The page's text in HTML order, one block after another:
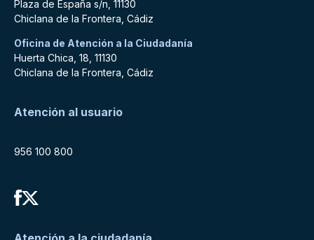
Plaza de España s/n, 11130
Chiclana de la Frontera, Cádiz
Oficina de Atención a la Ciudadanía
Huerta Chica, 18, 11130
Chiclana de la Frontera, Cádiz
Atención al usuario
956 100 800